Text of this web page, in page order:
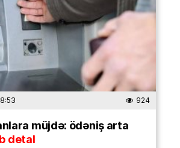
924
müjdə: ödəniş arta
detal